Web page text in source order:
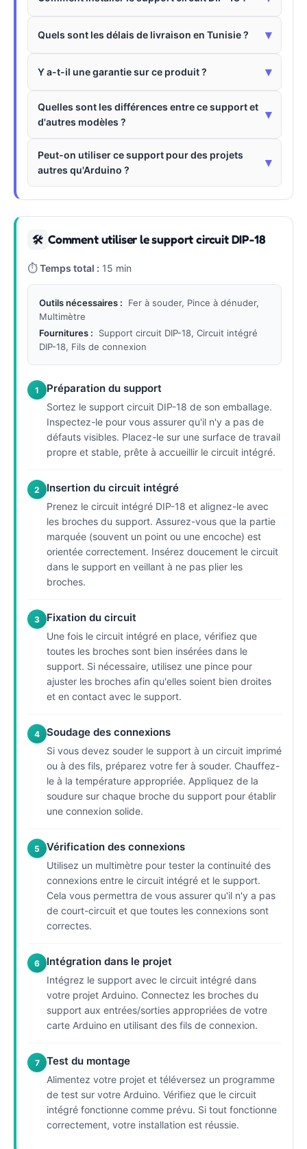
Quels sont les délais de livraison en Tunisie ? ▾
Y a-t-il une garantie sur ce produit ? ▾
Quelles sont les différences entre ce support et
d'autres modèles ?
▾
Peut-on utiliser ce support pour des projets
autres qu'Arduino ?
▾
🛠 Comment utiliser le support circuit DIP-18
⏱Temps total : 15 min
Outils nécessaires :
Fer à souder, Pince à dénuder,
Multimètre
Fournitures :
Support circuit DIP-18, Circuit intégré
DIP-18, Fils de connexion
1 Préparation du support
Sortez le support circuit DIP-18 de son emballage.
Inspectez-le pour vous assurer qu'il n'y a pas de
défauts visibles. Placez-le sur une surface de travail
propre et stable, prête à accueillir le circuit intégré.
2 Insertion du circuit intégré
Prenez le circuit intégré DIP-18 et alignez-le avec
les broches du support. Assurez-vous que la partie
marquée (souvent un point ou une encoche) est
orientée correctement. Insérez doucement le circuit
dans le support en veillant à ne pas plier les
broches.
3 Fixation du circuit
Une fois le circuit intégré en place, vérifiez que
toutes les broches sont bien insérées dans le
support. Si nécessaire, utilisez une pince pour
ajuster les broches afin qu'elles soient bien droites
et en contact avec le support.
4 Soudage des connexions
Si vous devez souder le support à un circuit imprimé
ou à des fils, préparez votre fer à souder. Chauffez-
le à la température appropriée. Appliquez de la
soudure sur chaque broche du support pour établir
une connexion solide.
5 Vérification des connexions
Utilisez un multimètre pour tester la continuité des
connexions entre le circuit intégré et le support.
Cela vous permettra de vous assurer qu'il n'y a pas
de court-circuit et que toutes les connexions sont
correctes.
6 Intégration dans le projet
Intégrez le support avec le circuit intégré dans
votre projet Arduino. Connectez les broches du
support aux entrées/sorties appropriées de votre
carte Arduino en utilisant des fils de connexion.
7 Test du montage
Alimentez votre projet et téléversez un programme
de test sur votre Arduino. Vérifiez que le circuit
intégré fonctionne comme prévu. Si tout fonctionne
correctement, votre installation est réussie.